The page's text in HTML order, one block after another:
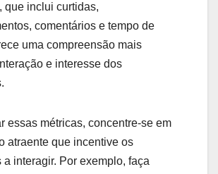
que inclui curtidas,
comentários e tempo de
uma compreensão mais
e interesse dos
essas métricas, concentre-se em
atraente que incentive os
a interagir. Por exemplo, faça